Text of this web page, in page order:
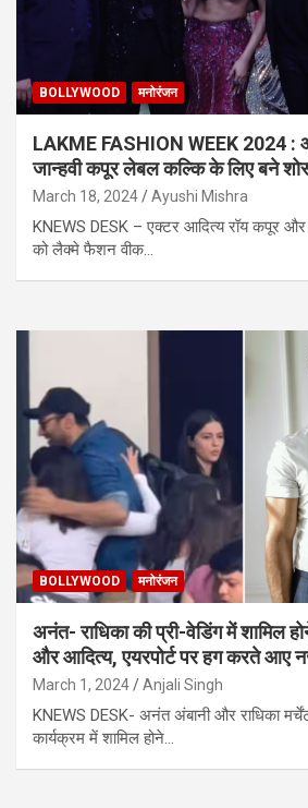
BOLLYWOOD मनोरंजन
LAKME FASHION WEEK 2024 :
जान्हवी कपूर लेबल कल्कि के लिए बने
March 18, 2024 Ayushi Mishra
KNEWS DESK – एक्टर आदित्य रॉय कपूर और
को लैक्मे फैशन वीक…
BOLLYWOOD मनोरंजन
अनंत- राधिका की प्री-वेडिंग में शामिल
और आदित्य, एयरपोर्ट पर हग करते आए
March 1, 2024 Anjali Singh
KNEWS DESK- अनंत अंबानी और राधिका
कार्यक्रम में शामिल होने…